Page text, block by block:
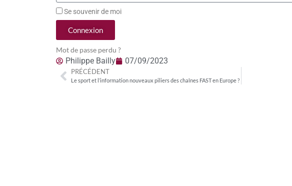
Se souvenir de moi
Connexion
Mot de passe perdu ?
Philippe Bailly 07/09/2023
PRÉCÉDENT
Le sport et l’information nouveaux piliers des chaînes FAST en Europe ?